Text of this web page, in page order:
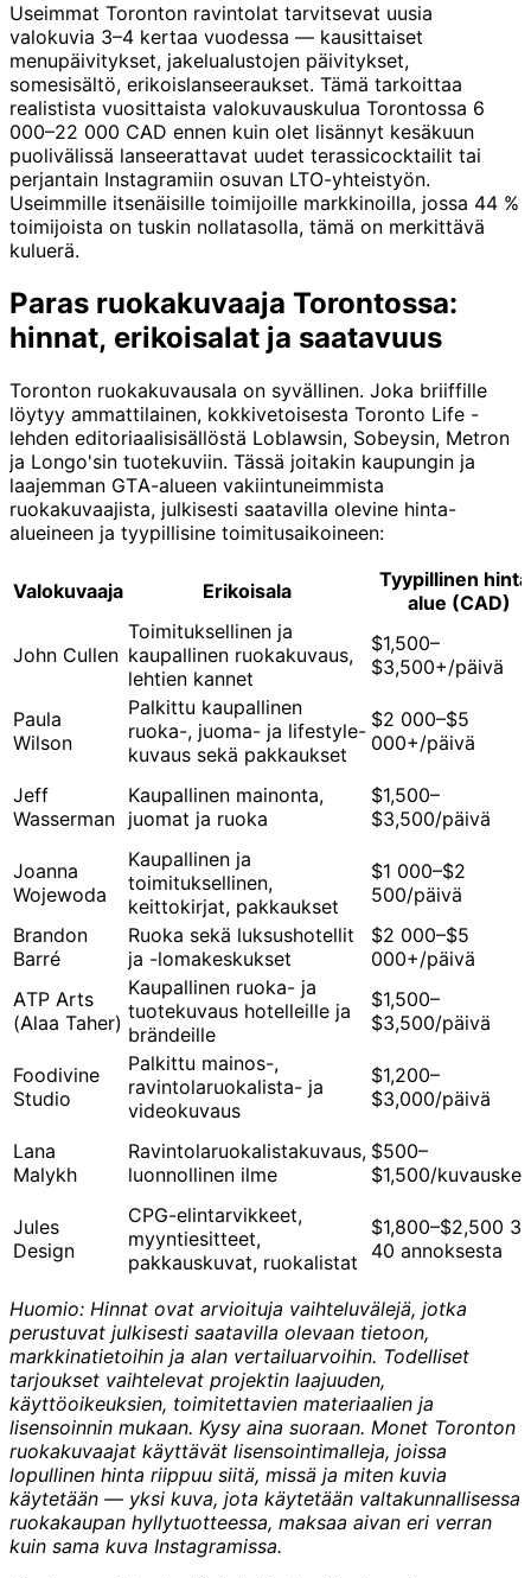
Useimmat Toronton ravintolat tarvitsevat uusia
valokuvia 3–4 kertaa vuodessa — kausittaiset
menupäivitykset, jakelualustojen päivitykset,
somesisältö, erikoislanseeraukset. Tämä tarkoittaa
realistista vuosittaista valokuvauskulua Torontossa 6
000–22 000 CAD ennen kuin olet lisännyt kesäkuun
puolivälissä lanseerattavat uudet terassicocktailit tai
perjantain Instagramiin osuvan LTO-yhteistyön.
Useimmille itsenäisille toimijoille markkinoilla, jossa 44 %
toimijoista on tuskin nollatasolla, tämä on merkittävä
kuluerä.
Paras ruokakuvaaja Torontossa:
hinnat, erikoisalat ja saatavuus
Toronton ruokakuvausala on syvällinen. Joka briiffille
löytyy ammattilainen, kokkivetoisesta Toronto Life -
lehden editoriaalisisällöstä Loblawsin, Sobeysin, Metron
ja Longo'sin tuotekuviin. Tässä joitakin kaupungin ja
laajemman GTA-alueen vakiintuneimmista
ruokakuvaajista, julkisesti saatavilla olevine hinta-
alueineen ja tyypillisine toimitusaikoineen:
Valokuvaaja Erikoisala
Tyypillinen
alue (CAD)
John Cullen
Toimituksellinen ja
kaupallinen ruokakuvaus,
lehtien kannet
$1,500–
$3,500+/päivä
Paula
Wilson
Palkittu kaupallinen
ruoka-, juoma- ja lifestyle-
kuvaus sekä pakkaukset
$2 000–$5
000+/päivä
Jeff
Wasserman
Kaupallinen mainonta,
juomat ja ruoka
$1,500–
$3,500/päivä
Joanna
Wojewoda
Kaupallinen ja
toimituksellinen,
keittokirjat, pakkaukset
$1 000–$2
500/päivä
Brandon
Barré
Ruoka sekä luksushotellit
ja -lomakeskukset
$2 000–$5
000+/päivä
ATP Arts
(Alaa Taher)
Kaupallinen ruoka- ja
tuotekuvaus hotelleille ja
brändeille
$1,500–
$3,500/päivä
Foodivine
Studio
Palkittu mainos-,
ravintolaruokalista- ja
videokuvaus
$1,200–
$3,000/päivä
Lana
Malykh
Ravintolaruokalistakuvaus,
luonnollinen ilme
$500–
$1,500/
Jules
Design
CPG-elintarvikkeet,
myyntiesitteet,
pakkauskuvat, ruokalistat
$1,800–$2,500
40 annoksesta
Huomio: Hinnat ovat arvioituja vaihteluvälejä, jotka
perustuvat julkisesti saatavilla olevaan tietoon,
markkinatietoihin ja alan vertailuarvoihin. Todelliset
tarjoukset vaihtelevat projektin laajuuden,
käyttöoikeuksien, toimitettavien materiaalien ja
lisensoinnin mukaan. Kysy aina suoraan. Monet Toronton
ruokakuvaajat käyttävät lisensointimalleja, joissa
lopullinen hinta riippuu siitä, missä ja miten kuvia
käytetään — yksi kuva, jota käytetään valtakunnallisessa
ruokakaupan hyllytuotteessa, maksaa aivan eri verran
kuin sama kuva Instagramissa.